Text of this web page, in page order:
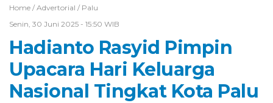
Home / Advertorial / Palu
Senin, 30 Juni 2025 - 15:50 WIB
Hadianto Rasyid Pimpin
Upacara Hari Keluarga
Nasional Tingkat Kota Palu